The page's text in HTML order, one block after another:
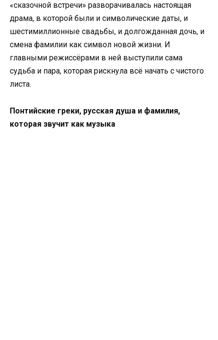
«сказочной встречи» разворачивалась настоящая
драма, в которой были и символические даты, и
шестимиллионные свадьбы, и долгожданная дочь, и
смена фамилии как символ новой жизни. И
главными режиссёрами в ней выступили сама
судьба и пара, которая рискнула всё начать с чистого
листа.
Понтийские греки, русская душа и фамилия,
которая звучит как музыка